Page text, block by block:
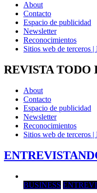
About
Contacto
Espacio de publicidad
Newsletter
Reconocimientos
Sitios web de terceros
REVISTA TODO
About
Contacto
Espacio de publicidad
Newsletter
Reconocimientos
Sitios web de terceros
BUSINESS